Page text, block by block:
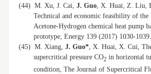
(44) M. Xu, J. Cai, J. Guo , X. Huai, Z. Liu,
Technical and economic feasibility of the
Acetone-Hydrogen chemical heat pump
prototype, Energy 139 (2017) 1030-
(45) M. Xiang, J. Guo* , X. Huai, X. Cui,
supercritical pressure CO2 in horizontal
condition, The Journal of Supercritical